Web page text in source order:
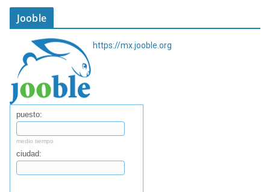
Jooble
https://mx.jooble.org
puesto:
medio tiempo
ciudad: